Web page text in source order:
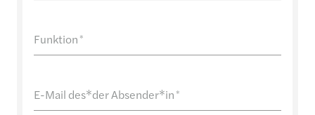
Funktion *
E-Mail des*der Absender*in *